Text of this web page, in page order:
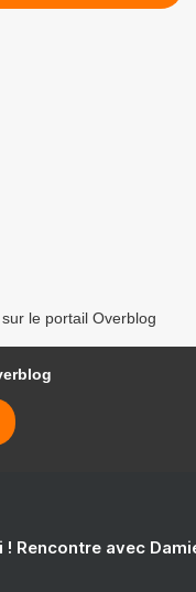
le portail Overblog
Rencontre avec